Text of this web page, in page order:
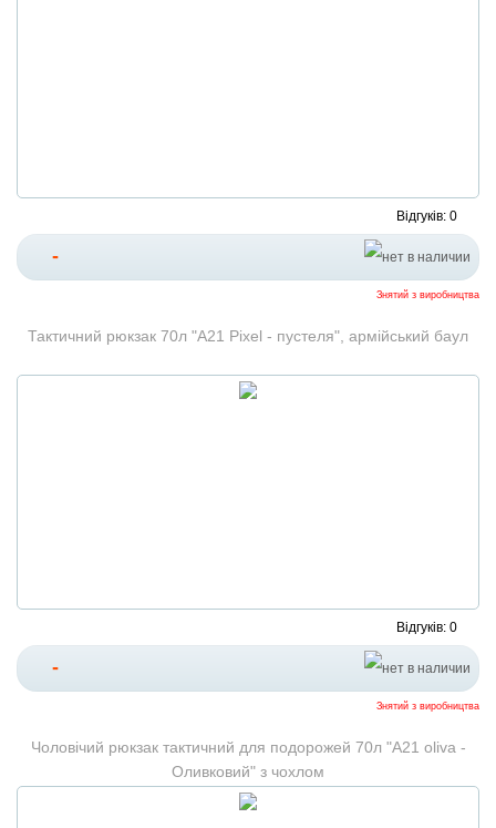
Відгуків: 0
-
Знятий з виробництва
Тактичний рюкзак 70л "A21 Pixel - пустеля", армійський баул
Відгуків: 0
-
Знятий з виробництва
Чоловічий рюкзак тактичний для подорожей 70л "A21 oliva -
Оливковий" з чохлом